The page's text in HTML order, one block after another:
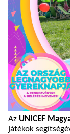
Az UNICEF
játékok